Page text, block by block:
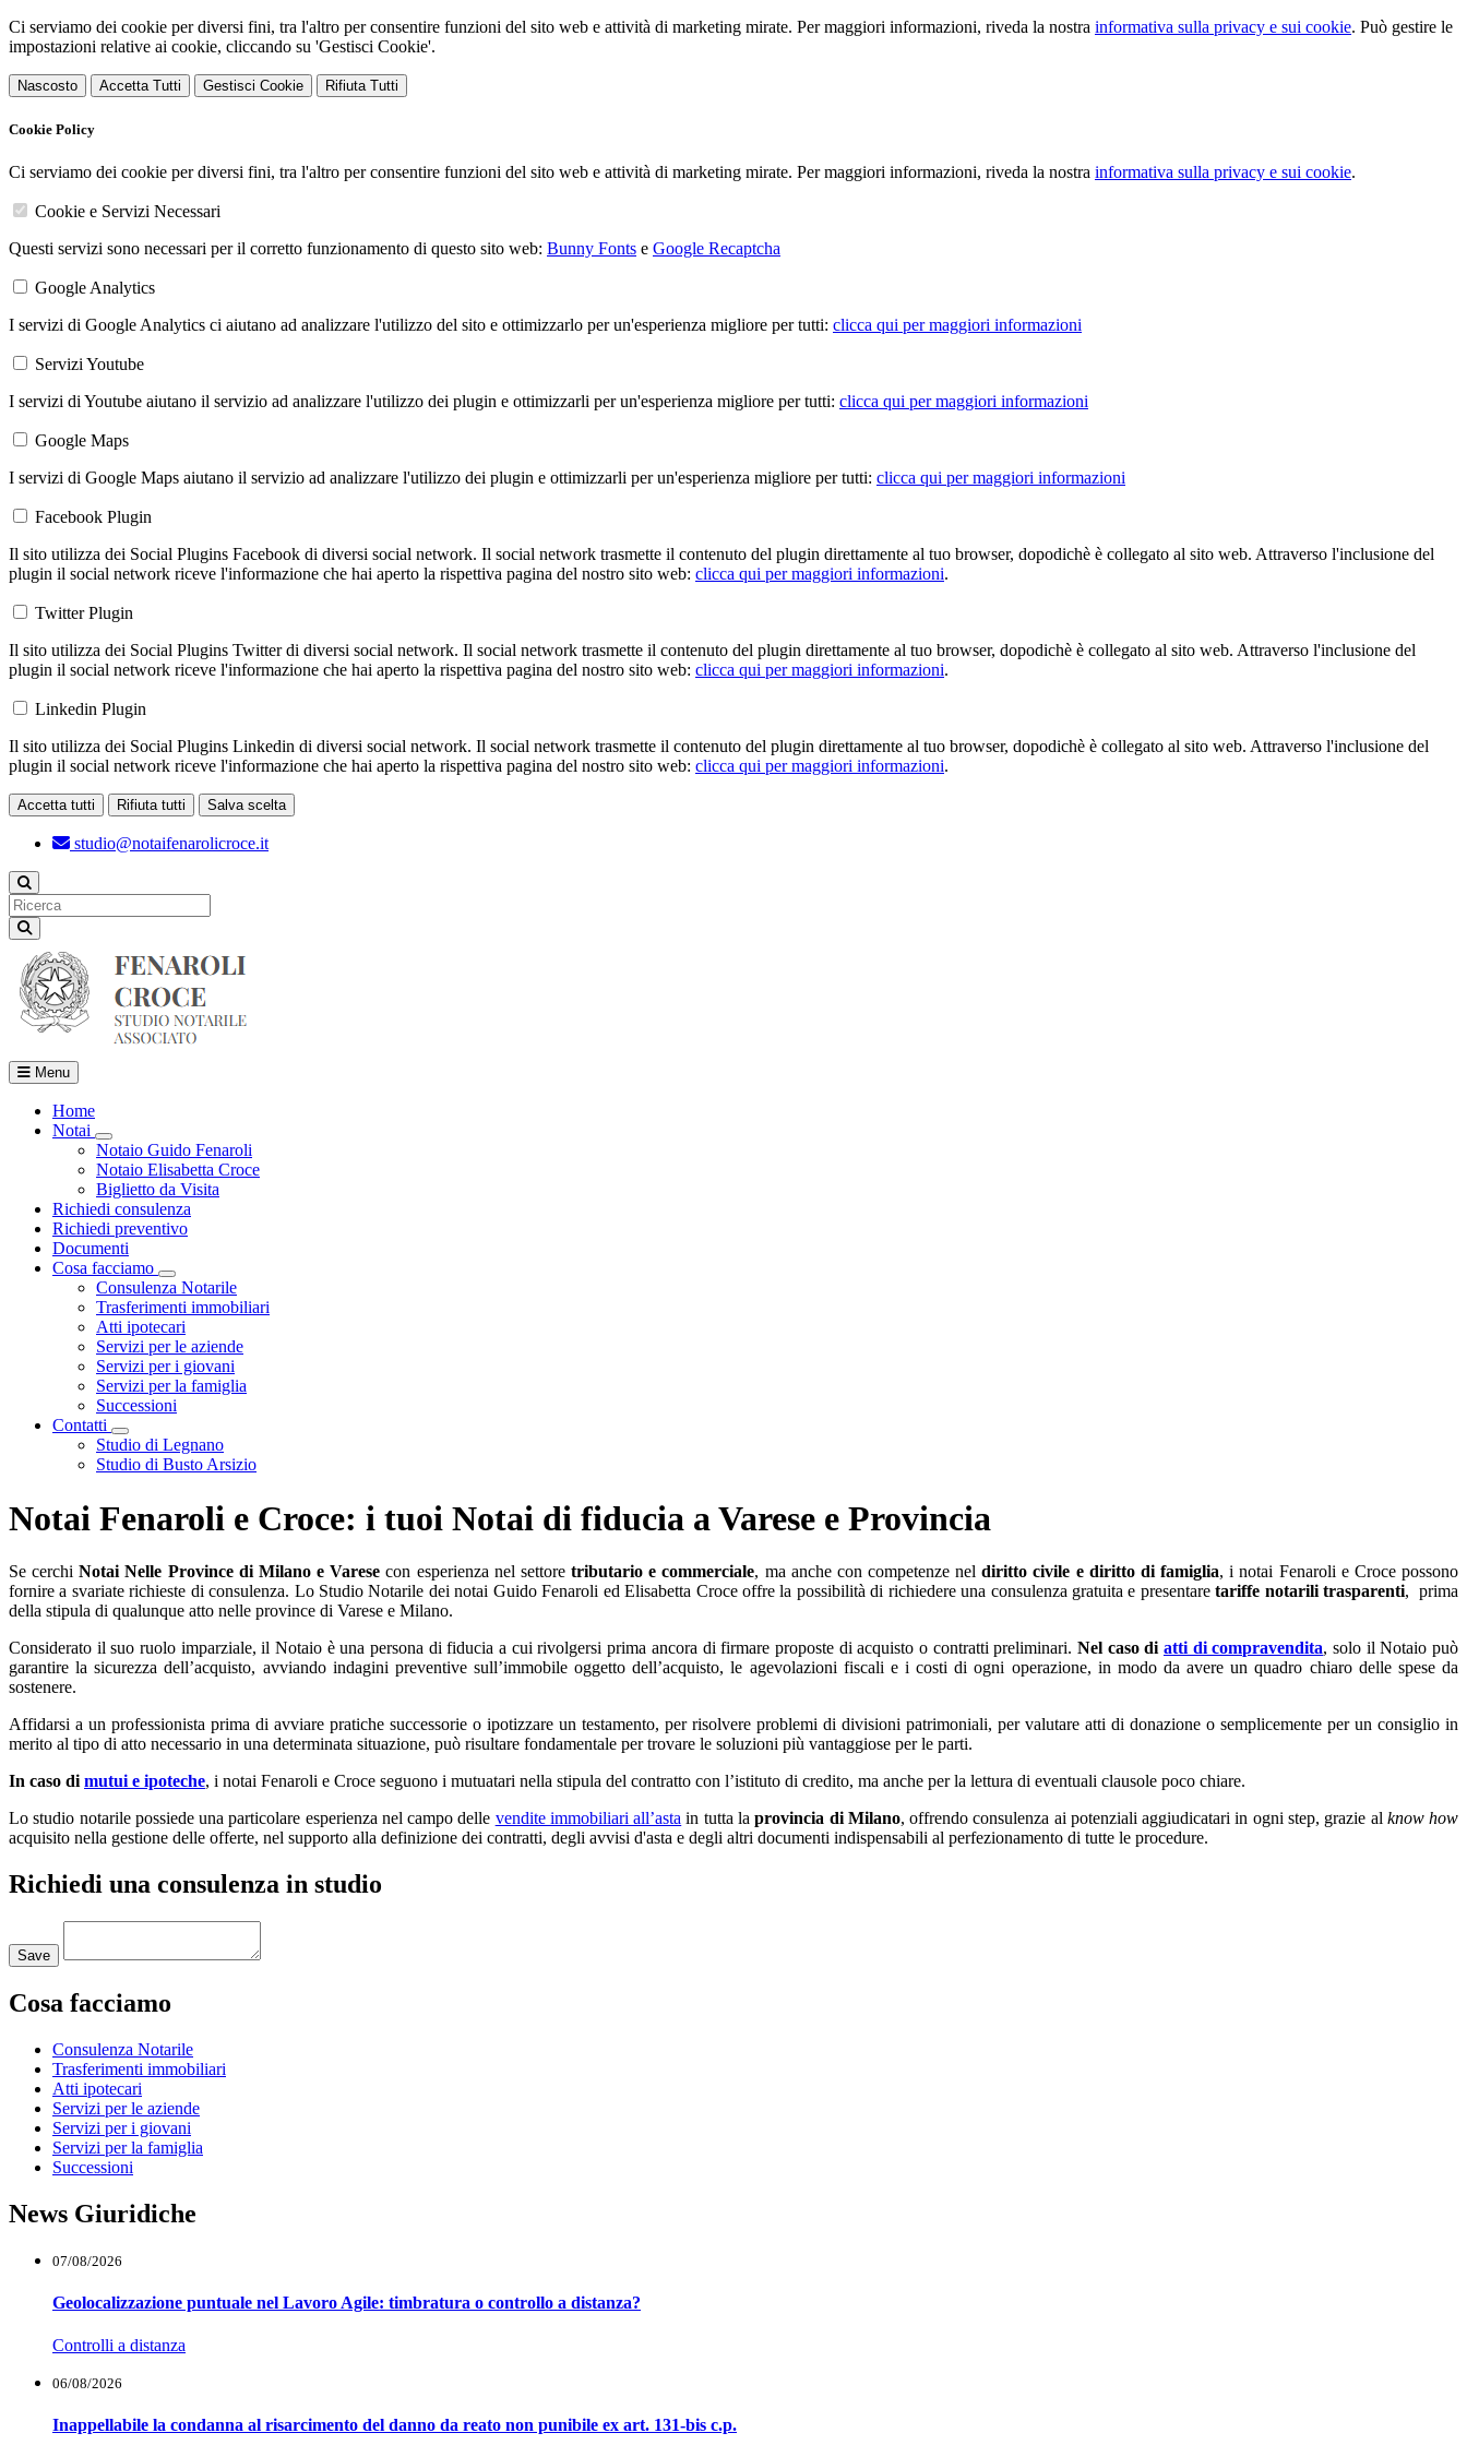
Ci serviamo dei cookie per diversi fini, tra l'altro per consentire funzioni del sito web e attività di marketing mirate. Per maggiori informazioni, riveda la nostra informativa sulla privacy e sui cookie. Può gestire le
impostazioni relative ai cookie, cliccando su 'Gestisci Cookie'.
Nascosto Accetta Tutti Gestisci Cookie Rifiuta Tutti
Cookie Policy
Ci serviamo dei cookie per diversi fini, tra l'altro per consentire funzioni del sito web e attività di marketing mirate. Per maggiori informazioni, riveda la nostra informativa sulla privacy e sui cookie.
Cookie e Servizi Necessari
Questi servizi sono necessari per il corretto funzionamento di questo sito web: Bunny Fonts e Google Recaptcha
Google Analytics
I servizi di Google Analytics ci aiutano ad analizzare l'utilizzo del sito e ottimizzarlo per un'esperienza migliore per tutti: clicca qui per maggiori informazioni
Servizi Youtube
I servizi di Youtube aiutano il servizio ad analizzare l'utilizzo dei plugin e ottimizzarli per un'esperienza migliore per tutti: clicca qui per maggiori informazioni
Google Maps
I servizi di Google Maps aiutano il servizio ad analizzare l'utilizzo dei plugin e ottimizzarli per un'esperienza migliore per tutti: clicca qui per maggiori informazioni
Facebook Plugin
Il sito utilizza dei Social Plugins Facebook di diversi social network. Il social network trasmette il contenuto del plugin direttamente al tuo browser, dopodichè è collegato al sito web. Attraverso l'inclusione del
plugin il social network riceve l'informazione che hai aperto la rispettiva pagina del nostro sito web: clicca qui per maggiori informazioni.
Twitter Plugin
Il sito utilizza dei Social Plugins Twitter di diversi social network. Il social network trasmette il contenuto del plugin direttamente al tuo browser, dopodichè è collegato al sito web. Attraverso l'inclusione del
plugin il social network riceve l'informazione che hai aperto la rispettiva pagina del nostro sito web: clicca qui per maggiori informazioni.
Linkedin Plugin
Il sito utilizza dei Social Plugins Linkedin di diversi social network. Il social network trasmette il contenuto del plugin direttamente al tuo browser, dopodichè è collegato al sito web. Attraverso l'inclusione del
plugin il social network riceve l'informazione che hai aperto la rispettiva pagina del nostro sito web: clicca qui per maggiori informazioni.
Accetta tutti Rifiuta tutti Salva scelta
studio@notaifenarolicroce.it
Menu
Home
Notai
Visualizza menù di secondo livello
Notaio Guido Fenaroli
Notaio Elisabetta Croce
Biglietto da Visita
Richiedi consulenza
Richiedi preventivo
Documenti
Cosa facciamo
Visualizza menù di secondo livello
Consulenza Notarile
Trasferimenti immobiliari
Atti ipotecari
Servizi per le aziende
Servizi per i giovani
Servizi per la famiglia
Successioni
Contatti
Visualizza menù di secondo livello
Studio di Legnano
Studio di Busto Arsizio
Notai Fenaroli e Croce: i tuoi Notai di fiducia a Varese e Provincia
Se cerchiNotai Nelle Province di Milano e Varese con esperienza nel settoretributario e commerciale, ma anche con competenze neldiritto civile e diritto di famiglia, i notai Fenaroli e Croce possono
fornire a svariate richieste di consulenza. Lo Studio Notarile dei notai Guido Fenaroli ed Elisabetta Croce offre la possibilità di richiedere una consulenza gratuita e presentaretariffe notarili trasparenti, prima
della stipula di qualunque atto nelle province di Varese e Milano.
Considerato il suo ruolo imparziale, il Notaio è una persona di fiducia a cui rivolgersi prima ancora di firmare proposte di acquisto o contratti preliminari. Nel caso di atti di compravendita, solo il Notaio può
garantire la sicurezza dell’acquisto, avviando indagini preventive sull’immobile oggetto dell’acquisto, le agevolazioni fiscali e i costi di ogni operazione, in modo da avere un quadro chiaro delle spese da
sostenere.
Affidarsi a un professionista prima di avviare pratiche successorie o ipotizzare un testamento, per risolvere problemi di divisioni patrimoniali, per valutare atti di donazione o semplicemente per un consiglio in
merito al tipo di atto necessario in una determinata situazione, può risultare fondamentale per trovare le soluzioni più vantaggiose per le parti.
In caso di mutui e ipoteche, i notai Fenaroli e Croce seguono i mutuatari nella stipula del contratto con l’istituto di credito, ma anche per la lettura di eventuali clausole poco chiare.
Lo studio notarile possiede una particolare esperienza nel campo delle vendite immobiliari all’asta in tutta laprovincia di Milano, offrendo consulenza ai potenziali aggiudicatari in ogni step, grazie al know how
acquisito nella gestione delle offerte, nel supporto alla definizione dei contratti, degli avvisi d'asta e degli altri documenti indispensabili al perfezionamento di tutte le procedure.
Richiedi una consulenza in studio
Save
Cosa facciamo
Consulenza Notarile
Trasferimenti immobiliari
Atti ipotecari
Servizi per le aziende
Servizi per i giovani
Servizi per la famiglia
Successioni
News Giuridiche
07/08/2026
Geolocalizzazione puntuale nel Lavoro Agile: timbratura o controllo a distanza?
Controlli a distanza
06/08/2026
Inappellabile la condanna al risarcimento del danno da reato non punibile ex art. 131-bis c.p.